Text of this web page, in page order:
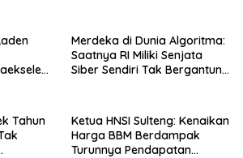
Merdeka di Dunia Algoritma:
Saatnya RI Miliki Senjata
Siber Sendiri Tak Bergantung
Tahun
Ketua HNSI Sulteng: Kenaikan
Harga BBM Berdampak
Turunnya Pendapatan